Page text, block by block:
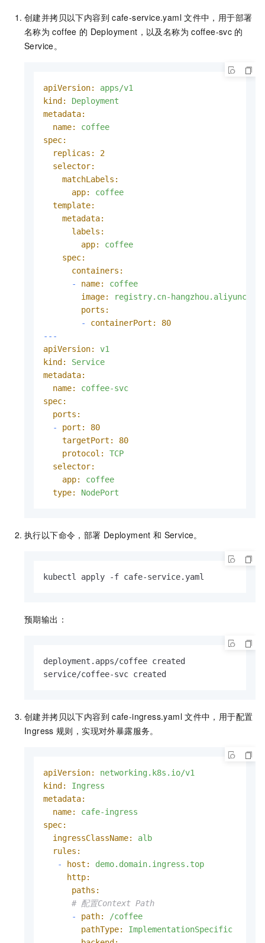
创建并拷贝以下内容到 cafe-service.yaml 文件中，用于部署
名称为 coffee 的 Deployment，以及名称为 coffee-svc 的
Service。
apiVersion:
apps/v1
kind:
Deployment
metadata:
name:
coffee
spec:
replicas:
2
selector:
matchLabels:
app:
coffee
template:
metadata:
labels:
app:
coffee
spec:
containers:
-
name:
coffee
image:
registry.cn-
ports:
-
containerPort:
80
---
apiVersion:
v1
kind:
Service
metadata:
name:
coffee-svc
spec:
ports:
-
port:
80
targetPort:
80
protocol:
TCP
selector:
app:
coffee
type:
NodePort
执行以下命令，部署 Deployment 和 Service。
kubectl apply -f cafe-service.yaml
预期输出：
deployment.apps/coffee created
service/coffee-svc created
创建并拷贝以下内容到 cafe-ingress.yaml 文件中，用于配置
Ingress 规则，实现对外暴露服务。
apiVersion:
networking.k8s.io/v1
kind:
Ingress
metadata:
name:
cafe-ingress
spec:
ingressClassName:
alb
rules:
-
host:
demo.domain.ingress.top
http:
paths:
# 配置Context Path
-
path:
/coffee
pathType:
ImplementationSpecific